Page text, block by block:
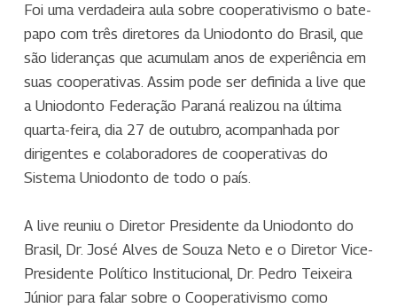
Foi uma verdadeira aula sobre cooperativismo o bate-
papo com três diretores da Uniodonto do Brasil, que
são lideranças que acumulam anos de experiência em
suas cooperativas. Assim pode ser definida a live que
a Uniodonto Federação Paraná realizou na última
quarta-feira, dia 27 de outubro, acompanhada por
dirigentes e colaboradores de cooperativas do
Sistema Uniodonto de todo o país.
A live reuniu o Diretor Presidente da Uniodonto do
Brasil, Dr. José Alves de Souza Neto e o Diretor Vice-
Presidente Político Institucional, Dr. Pedro Teixeira
Júnior para falar sobre o Cooperativismo como